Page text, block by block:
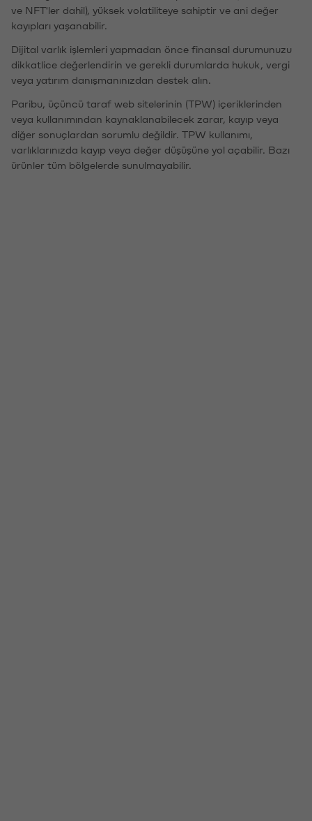
ve NFT'ler dahil), yüksek volatiliteye sahiptir ve ani değer
kayıpları yaşanabilir.
Dijital varlık işlemleri yapmadan önce finansal durumunuzu
dikkatlice değerlendirin ve gerekli durumlarda hukuk, vergi
veya yatırım danışmanınızdan destek alın.
Paribu, üçüncü taraf web sitelerinin (TPW) içeriklerinden
veya kullanımından kaynaklanabilecek zarar, kayıp veya
diğer sonuçlardan sorumlu değildir. TPW kullanımı,
varlıklarınızda kayıp veya değer düşüşüne yol açabilir. Bazı
ürünler tüm bölgelerde sunulmayabilir.